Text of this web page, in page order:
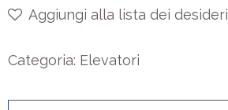
Aggiungi alla lista dei desideri
Categoria: Elevatori